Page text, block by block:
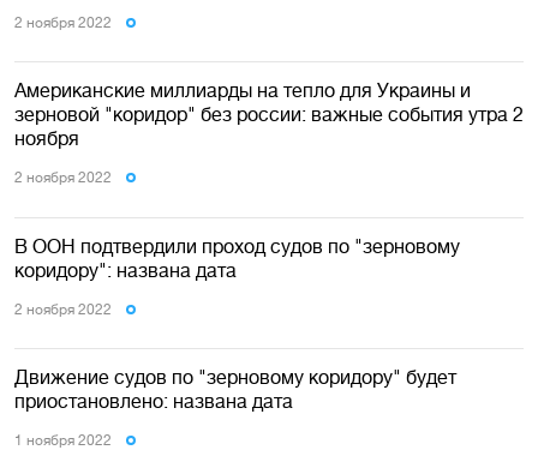
2 ноября 2022
Американские миллиарды на тепло для Украины и
зерновой "коридор" без россии: важные события утра 2
ноября
2 ноября 2022
В ООН подтвердили проход судов по "зерновому
коридору": названа дата
2 ноября 2022
Движение судов по "зерновому коридору" будет
приостановлено: названа дата
1 ноября 2022